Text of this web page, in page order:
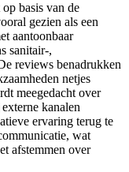
basis van de
gezien als een
aantoonbaar
sanitair-,
reviews benadrukken
netjes
meegedacht over
kanalen
ervaring terug te
wat
afstemmen over